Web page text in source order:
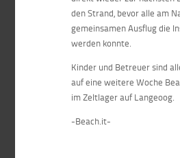
den Strand, bevor alle am
gemeinsamen Ausflug die
werden konnte.
Kinder und Betreuer sind
auf eine weitere Woche
im Zeltlager auf Langeoog.
-Beach.it-